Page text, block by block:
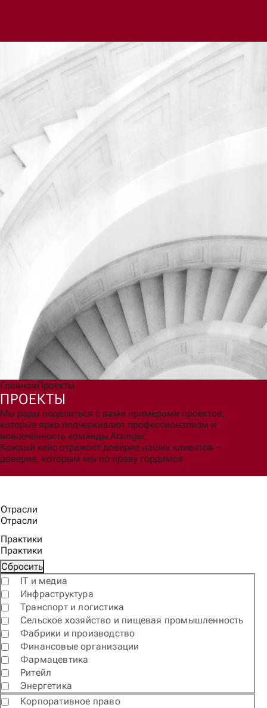
ГлавнаяПроекты
ПРОЕКТЫ
Мы рады поделиться с вами примерами проектов,
которые ярко подчеркивают профессионализм и
вовлечённость команды Arzinger.
Каждый кейс отражает доверие наших клиентов –
доверие, которым мы по праву гордимся.
Отрасли
Отрасли
Практики
Практики
Сбросить
IT и медиа
Инфраструктура
Транспорт и логистика
Сельское хозяйство и пищевая промышленность
Фабрики и производство
Финансовые организации
Фармацевтика
Ритейл
Энергетика
Корпоративное право
Написать нам
Мы всегда готовы помочь вам разобраться в юридических
вопросах.
Заполните форму ниже, и наш специалист свяжется с вами
в ближайшее время.
Имя
Комментарий*
Согласен(а) на обработку моих персональных данных для
обработки запроса и обратной связи в соответствии с
Политикой обработки персональных данных .
Ознакомлен(а) с правами, порядком их реализации и
последствиями дачи согласия.
Отправить